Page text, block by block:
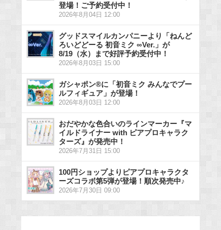
登場！ご予約受付中！
2026年8月04日 12:00
グッドスマイルカンパニーより「ねんど
ろいどどーる 初音ミク ∞Ver.」が
8/19（水）まで好評予約受付中！
2026年8月03日 15:00
ガシャポン®に「初音ミク みんなでプー
ルフィギュア」が登場！
2026年8月03日 12:00
おだやかな色合いのラインマーカー『マ
イルドライナー with ピアプロキャラク
ターズ』が発売中！
2026年7月31日 15:00
100円ショップよりピアプロキャラクタ
ーズコラボ第5弾が登場！順次発売中♪
2026年7月30日 09:00